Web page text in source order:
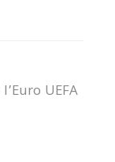
UEFA